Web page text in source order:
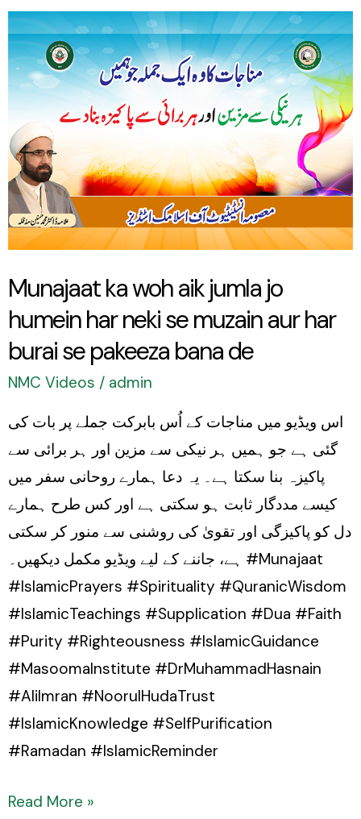
Munajaat ka woh aik jumla jo
humein har neki se muzain aur har
burai se pakeeza bana de
NMC Videos / admin
اس ویڈیو میں مناجات کے اُس بابرکت جملے پر بات کی
گئی ہے جو ہمیں ہر نیکی سے مزین اور ہر برائی سے
پاکیزہ بنا سکتا ہے۔ یہ دعا ہمارے روحانی سفر میں
کیسے مددگار ثابت ہو سکتی ہے اور کس طرح ہمارے
دل کو پاکیزگی اور تقویٰ کی روشنی سے منور کر سکتی
ہے، جاننے کے لیے ویڈیو مکمل دیکھیں۔ #Munajaat
#IslamicPrayers #Spirituality #QuranicWisdom
#IslamicTeachings #Supplication #Dua #Faith
#Purity #Righteousness #IslamicGuidance
#MasoomaInstitute #DrMuhammadHasnain
#AliImran #NoorulHudaTrust
#IslamicKnowledge #SelfPurification
#Ramadan #IslamicReminder
Munajaat
ka
woh
aik
jumla
jo
humein
har
neki
muzain
aur
har
burai
pakeeza
bana
de
Read More »